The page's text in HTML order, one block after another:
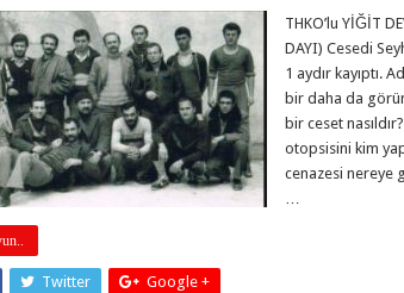
THKO’lu YİĞİT
DAYI) Cesedi
1 aydır kayıptı.
bir daha da
bir ceset
otopsisini kim
cenazesi nereye
Twitter Google +